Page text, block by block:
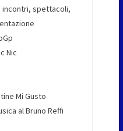
incontri, spettacoli,
Nic
Mi Gusto
al Bruno Reffi